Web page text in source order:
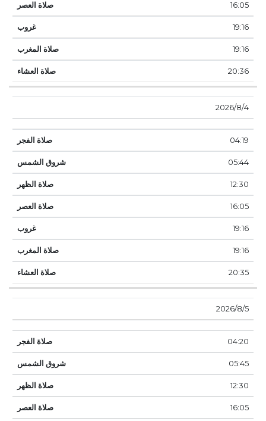
16:05
19:16
19:16
20:36
4‏‏/8‏‏/2026
04:19
05:44
12:30
16:05
19:16
19:16
20:35
5‏‏/8‏‏/2026
04:20
05:45
12:30
16:05